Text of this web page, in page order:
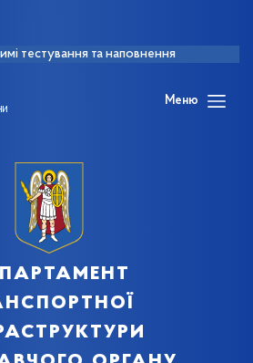
тестування та наповнення
Меню